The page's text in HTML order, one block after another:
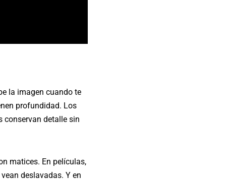
la imagen cuando te
profundidad. Los
conservan detalle sin
matices. En películas,
deslavadas. Y en